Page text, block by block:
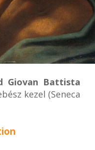
Giovan Battista
kezel (Seneca